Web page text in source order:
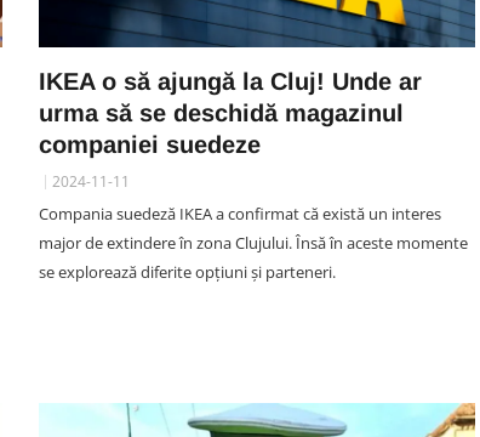
IKEA o să ajungă la Cluj! Unde ar
urma să se deschidă magazinul
companiei suedeze
2024-11-11
Compania suedeză IKEA a confirmat că există un interes
major de extindere în zona Clujului. Însă în aceste momente
se explorează diferite opțiuni și parteneri.